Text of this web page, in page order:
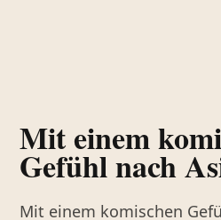
Mit einem
Gefühl nach
Mit einem komischen